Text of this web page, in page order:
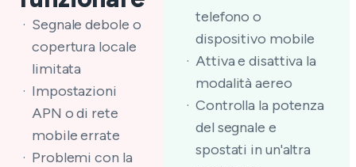
Segnale debole o
copertura locale
limitata
Impostazioni
APN o di rete
mobile errate
Problemi con la
telefono o
dispositivo mobile
Attiva e disattiva la
modalità aereo
Controlla la potenza
del segnale e
spostati in un'altra